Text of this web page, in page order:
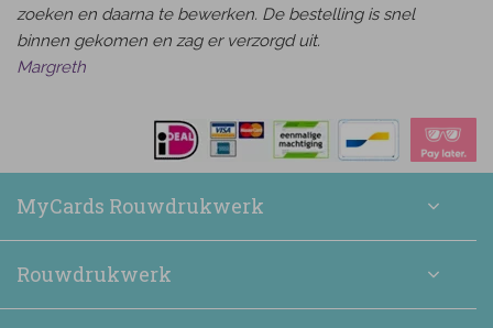
zoeken en daarna te bewerken. De bestelling is snel
binnen gekomen en zag er verzorgd uit.
Margreth
MyCards Rouwdrukwerk
Rouwdrukwerk